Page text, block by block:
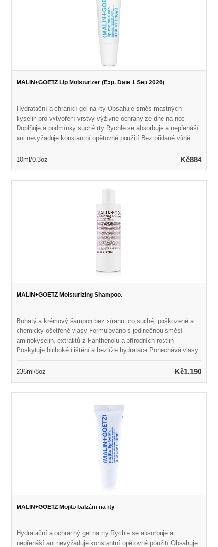
MALIN+GOETZ Lip Moisturizer (Exp. Date 1 Sep 2026)
Hydratační a chránící gel na rty Obsahuje směs mastných
kyselin pro vytvoření vrstvy výživné ochrany ze dne na noc
Doplňuje a podmínky suché rty Rychle se absorbuje a nepřenáší
ani nevyžaduje konstantní opětovné použití Bez přidané vůně
10ml/0.3oz
Kč884
MALIN+GOETZ Moisturizing Shampoo.
Bohatý a krémový šampon bez síranu pro suché, poškozené a
chemicky ošetřené vlasy Formulováno s jedinečnou směsí
aminokyselin, extraktů z Panthenolu a přírodních rostlin
Poskytuje hluboké čištění a beztíže hydratace Ponechává vlasy
světlou, svěží vůní Neroli & Basil
236ml/8oz Kč1,190
MALIN+GOETZ Mojito balzám na rty
Hydratační a ochranný gel na rty Rychle se absorbuje a
nepřenáší ani nevyžaduje konstantní opětovné použití Obsahuje